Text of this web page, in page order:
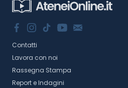
Contatti
Lavora con noi
Rassegna Stampa
Report e Indagini